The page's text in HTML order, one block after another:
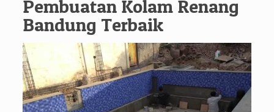
Pembuatan Kolam Renang
Bandung Terbaik